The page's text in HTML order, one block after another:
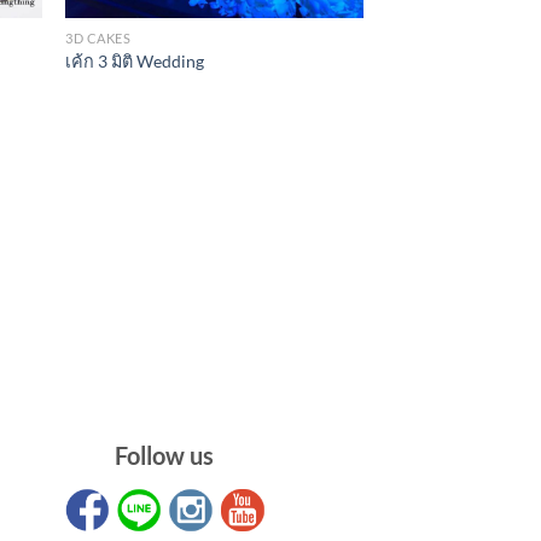
3D CAKES
เค้ก 3 มิติ Wedding
Follow us